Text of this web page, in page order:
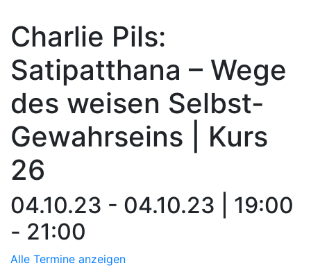
Charlie Pils:
Satipatthana – Wege
des weisen Selbst-
Gewahrseins | Kurs
26
04.10.23 - 04.10.23 | 19:00
- 21:00
Alle Termine anzeigen